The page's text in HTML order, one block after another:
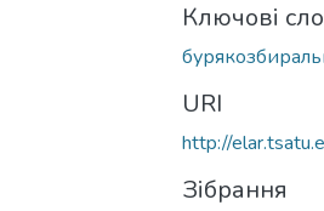
Ключові
URI
http://
Зібрання